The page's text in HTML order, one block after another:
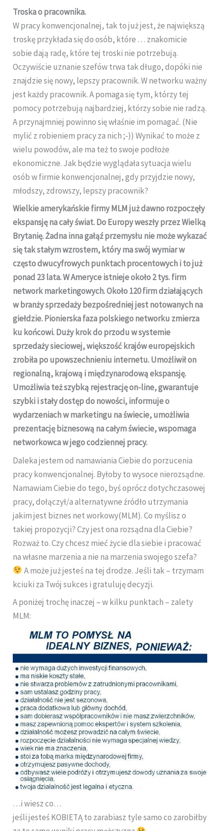
Troska o pracownika.
W pracy konwencjonalnej, tak to już jest, że największą
troskę przykłada się do osób, które … znakomicie
sobie dają radę, które tej troski nie potrzebują.
Oczywiście uznanie szefów trwa tak długo, dopóki nie
znajdzie się nowy, lepszy pracownik. W networku ważny
jest każdy pracownik. A pomaga się tym, którzy tej
pomocy potrzebują najbardziej, którzy sobie nie radzą.
A przynajmniej powinno się właśnie im pomagać. (Nie
mylić z robieniem pracy za nich ;-)) Wynikać to może z
wielu powodów, ale ma też to swoje podłoże
ekonomiczne. Jak będzie wyglądała sytuacja wielu
osób w firmie konwencjonalnej, gdy przyjdzie nowy,
młodszy, zdrowszy, lepszy pracownik?
Wielkie amerykańskie firmy MLM już dawno rozpoczęły
ekspansję na cały świat. Do Europy weszły przez Wielką
Brytanię. Żadna inna gałąź przemysłu nie może wykazać
się tak stałym wzrostem, który ma swój wymiar w
często dwucyfrowych punktach procentowych i to już
ponad 23 lata. W Ameryce istnieje około 2 tys. firm
network marketingowych. Około 120 firm działających
w branży sprzedaży bezpośredniej jest notowanych na
giełdzie. Pionierska faza polskiego networku zmierza
ku końcowi. Duży krok do przodu w systemie
sprzedaży sieciowej, większość krajów europejskich
zrobiła po upowszechnieniu internetu. Umożliwił on
regionalną, krajową i międzynarodową ekspansję.
Umożliwia też szybką rejestrację on-line, gwarantuje
szybki i stały dostęp do nowości, informuje o
wydarzeniach w marketingu na świecie, umożliwia
prezentację biznesową na całym świecie, wspomaga
networkowca w jego codziennej pracy.
Daleka jestem od namawiania Ciebie do porzucenia
pracy konwencjonalnej. Byłoby to wysoce nierozsądne.
Namawiam Ciebie do tego, byś oprócz dotychczasowej
pracy, dołączył/a alternatywne źródło utrzymania
jakim jest biznes net workowy(MLM). Co myślisz o
takiej propozycji? Czy jest ona rozsądna dla Ciebie?
Rozważ to. Czy chcesz mieć życie dla siebie i pracować
na własne marzenia a nie na marzenia swojego szefa?
A może już jesteś na tej drodze. Jeśli tak – trzymam
kciuki za Twój sukces i gratuluję decyzji.
A poniżej trochę inaczej – w kilku punktach – zalety
MLM:
…i wiesz co…
jeśli jesteś KOBIETĄ to zarabiasz tyle samo co zarobiłby